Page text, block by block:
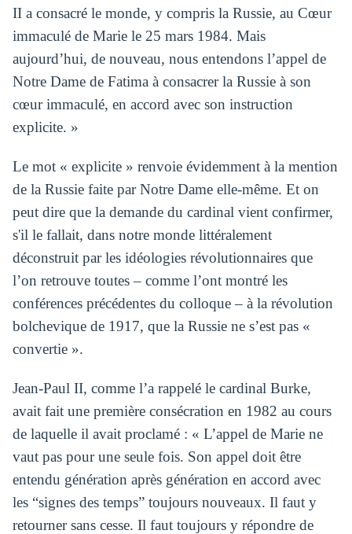
II a consacré le monde, y compris la Russie, au Cœur
immaculé de Marie le 25 mars 1984. Mais
aujourd’hui, de nouveau, nous entendons l’appel de
Notre Dame de Fatima à consacrer la Russie à son
cœur immaculé, en accord avec son instruction
explicite. »
Le mot « explicite » renvoie évidemment à la mention
de la Russie faite par Notre Dame elle-même. Et on
peut dire que la demande du cardinal vient confirmer,
s'il le fallait, dans notre monde littéralement
déconstruit par les idéologies révolutionnaires que
l’on retrouve toutes – comme l’ont montré les
conférences précédentes du colloque – à la révolution
bolchevique de 1917, que la Russie ne s’est pas «
convertie ».
Jean-Paul II, comme l’a rappelé le cardinal Burke,
avait fait une première consécration en 1982 au cours
de laquelle il avait proclamé : « L’appel de Marie ne
vaut pas pour une seule fois. Son appel doit être
entendu génération après génération en accord avec
les “signes des temps” toujours nouveaux. Il faut y
retourner sans cesse. Il faut toujours y répondre de